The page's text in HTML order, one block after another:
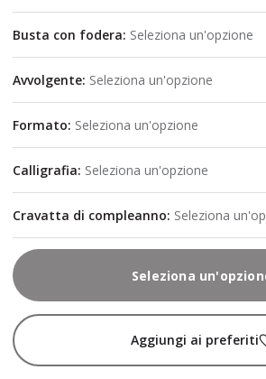
Busta con fodera: Seleziona un'opzione
Avvolgente: Seleziona un'opzione
Formato: Seleziona un'opzione
Calligrafia: Seleziona un'opzione
Cravatta di compleanno: Seleziona
Seleziona
Aggiungi ai preferiti